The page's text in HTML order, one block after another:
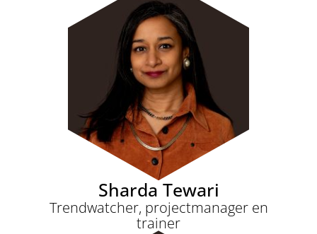
Sharda Tewari
Trendwatcher, projectmanager en
trainer